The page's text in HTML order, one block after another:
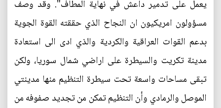
يعمل على تدمير داعش في نهاية المطاف". وقد وصف
مسؤولون امريكيون ان النجاح الذي حققته القوة الجوية
بدعم القوات العراقية والكردية والذي ادى الى استعادة
مدينة تكريت والسيطرة على اراضي شمال سوريا، ولكن
تبقى مساحات واسعة تحت سيطرة التنظيم منها مدينتي
الموصل والرمادي وأن التنظيم تمكن من تجديد صفوفه من